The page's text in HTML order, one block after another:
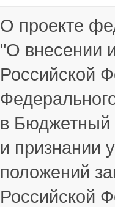
О проекте
"О внесении
Российской
в Бюджетный
и признании
положений
Российской